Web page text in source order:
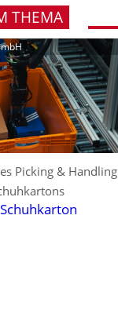
THEMA
Picking & Handling